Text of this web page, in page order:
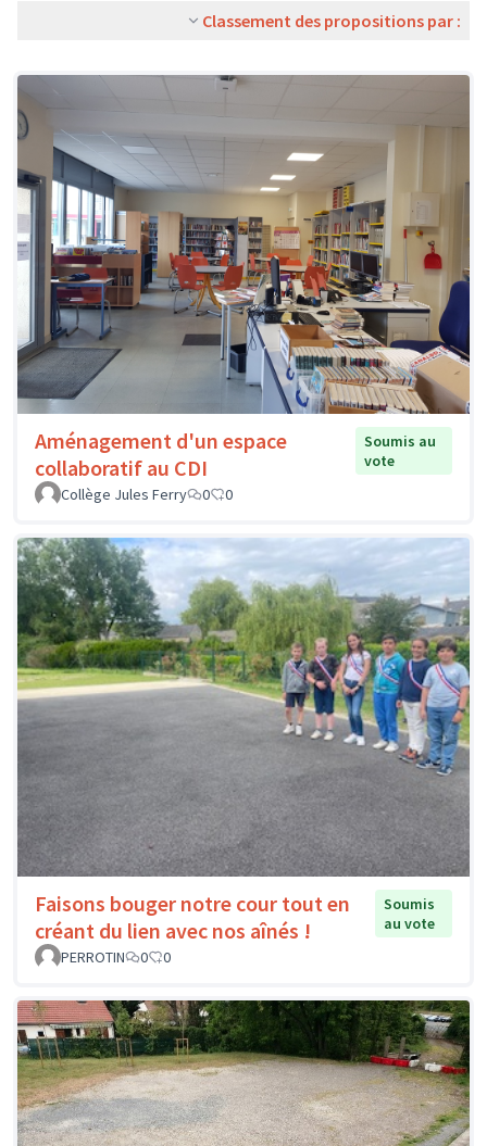
Classement des propositions par :
Aménagement d'un espace
collaboratif au CDI
Soumis au
vote
Collège Jules Ferry
0 0
Faisons bouger notre cour tout en
créant du lien avec nos aînés !
Soumis
au vote
PERROTIN
0 0